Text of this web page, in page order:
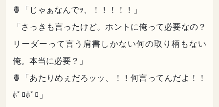
🍍「じゃぁなんでｯ、！！！！！」
「さっきも言ったけど。ホントに俺って必要なの？
リーダーって言う肩書しかない何の取り柄もない
俺。本当に必要？」
🍍「あたりめぇだろッッ、！！何言ってんだよ！！
ﾎﾟﾛﾎﾟﾛ」